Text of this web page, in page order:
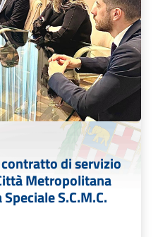
di servizio
Metropolitana
S.C.M.C.